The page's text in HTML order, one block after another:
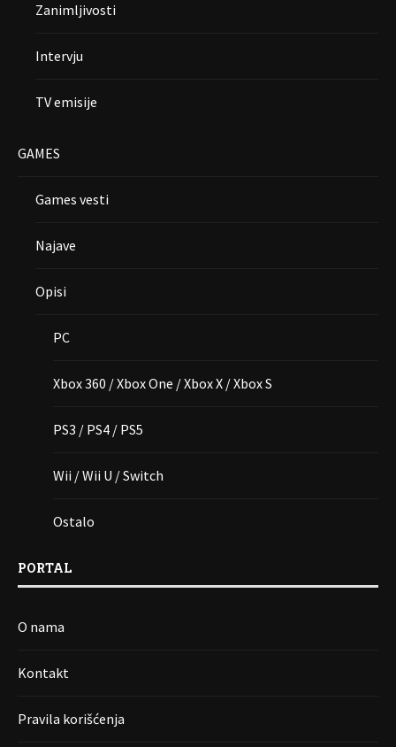
Zanimljivosti
Intervju
TV emisije
GAMES
Games vesti
Najave
Opisi
PC
Xbox 360 / Xbox One / Xbox X / Xbox S
PS3 / PS4 / PS5
Wii / Wii U / Switch
Ostalo
PORTAL
O nama
Kontakt
Pravila korišćenja